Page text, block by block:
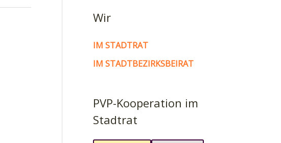
Wir
IM STADTRAT
IM STADTBEZIRKSBEIRAT
PVP-Kooperation im
Stadtrat